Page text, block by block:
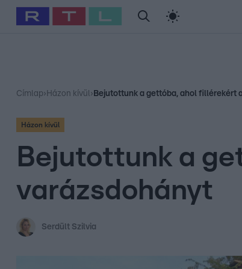
Babits Marcella Szellő István Most Wanted
Címlap› Házon kívül› Bejutottunk a gettóba, ahol fillérekért
Házon kívül
Bejutottunk a
varázsdohányt
Serdült Szilvia